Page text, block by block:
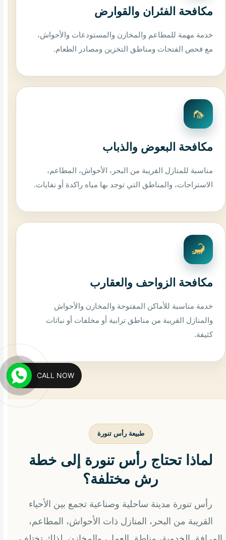
مكافحة الفئران والقوارض
خدمة مهمة للمطاعم والمخازن والمستودعات والأحواش،
مع فحص الفتحات ومناطق التخزين ومصادر الطعام.
🦟
مكافحة البعوض والذباب
مناسبة للمنازل القريبة من البحر، الأحواش، المطاعم،
الاستراحات، والمناطق التي توجد بها مياه راكدة أو نفايات.
🦂
مكافحة الزواحف والعقارب
خدمة مناسبة للأماكن المفتوحة والمخازن والأحواش
والمنازل القريبة من مناطق ترابية أو مخلفات أو نباتات
كثيفة.
طبيعة رأس تنورة
لماذا تحتاج رأس تنورة إلى خطة
رش مختلفة؟
رأس تنورة مدينة ساحلية وصناعية تجمع بين الأحياء
القريبة من البحر، المنازل ذات الأحواش، المطاعم،
CALL NOW